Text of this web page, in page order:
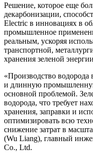
Решение, которое еще
декарбонизации,
Electric в инновациях в
промышленное
реальным, ускоряя
транспортной,
хранения зеленой
«Производство водорода
и длинную промышленную
основной проблемой.
водорода, что требует
хранения, заправки и
оптимизировать всю
снижение затрат в
(Wu Liang), главный
Co., Ltd.